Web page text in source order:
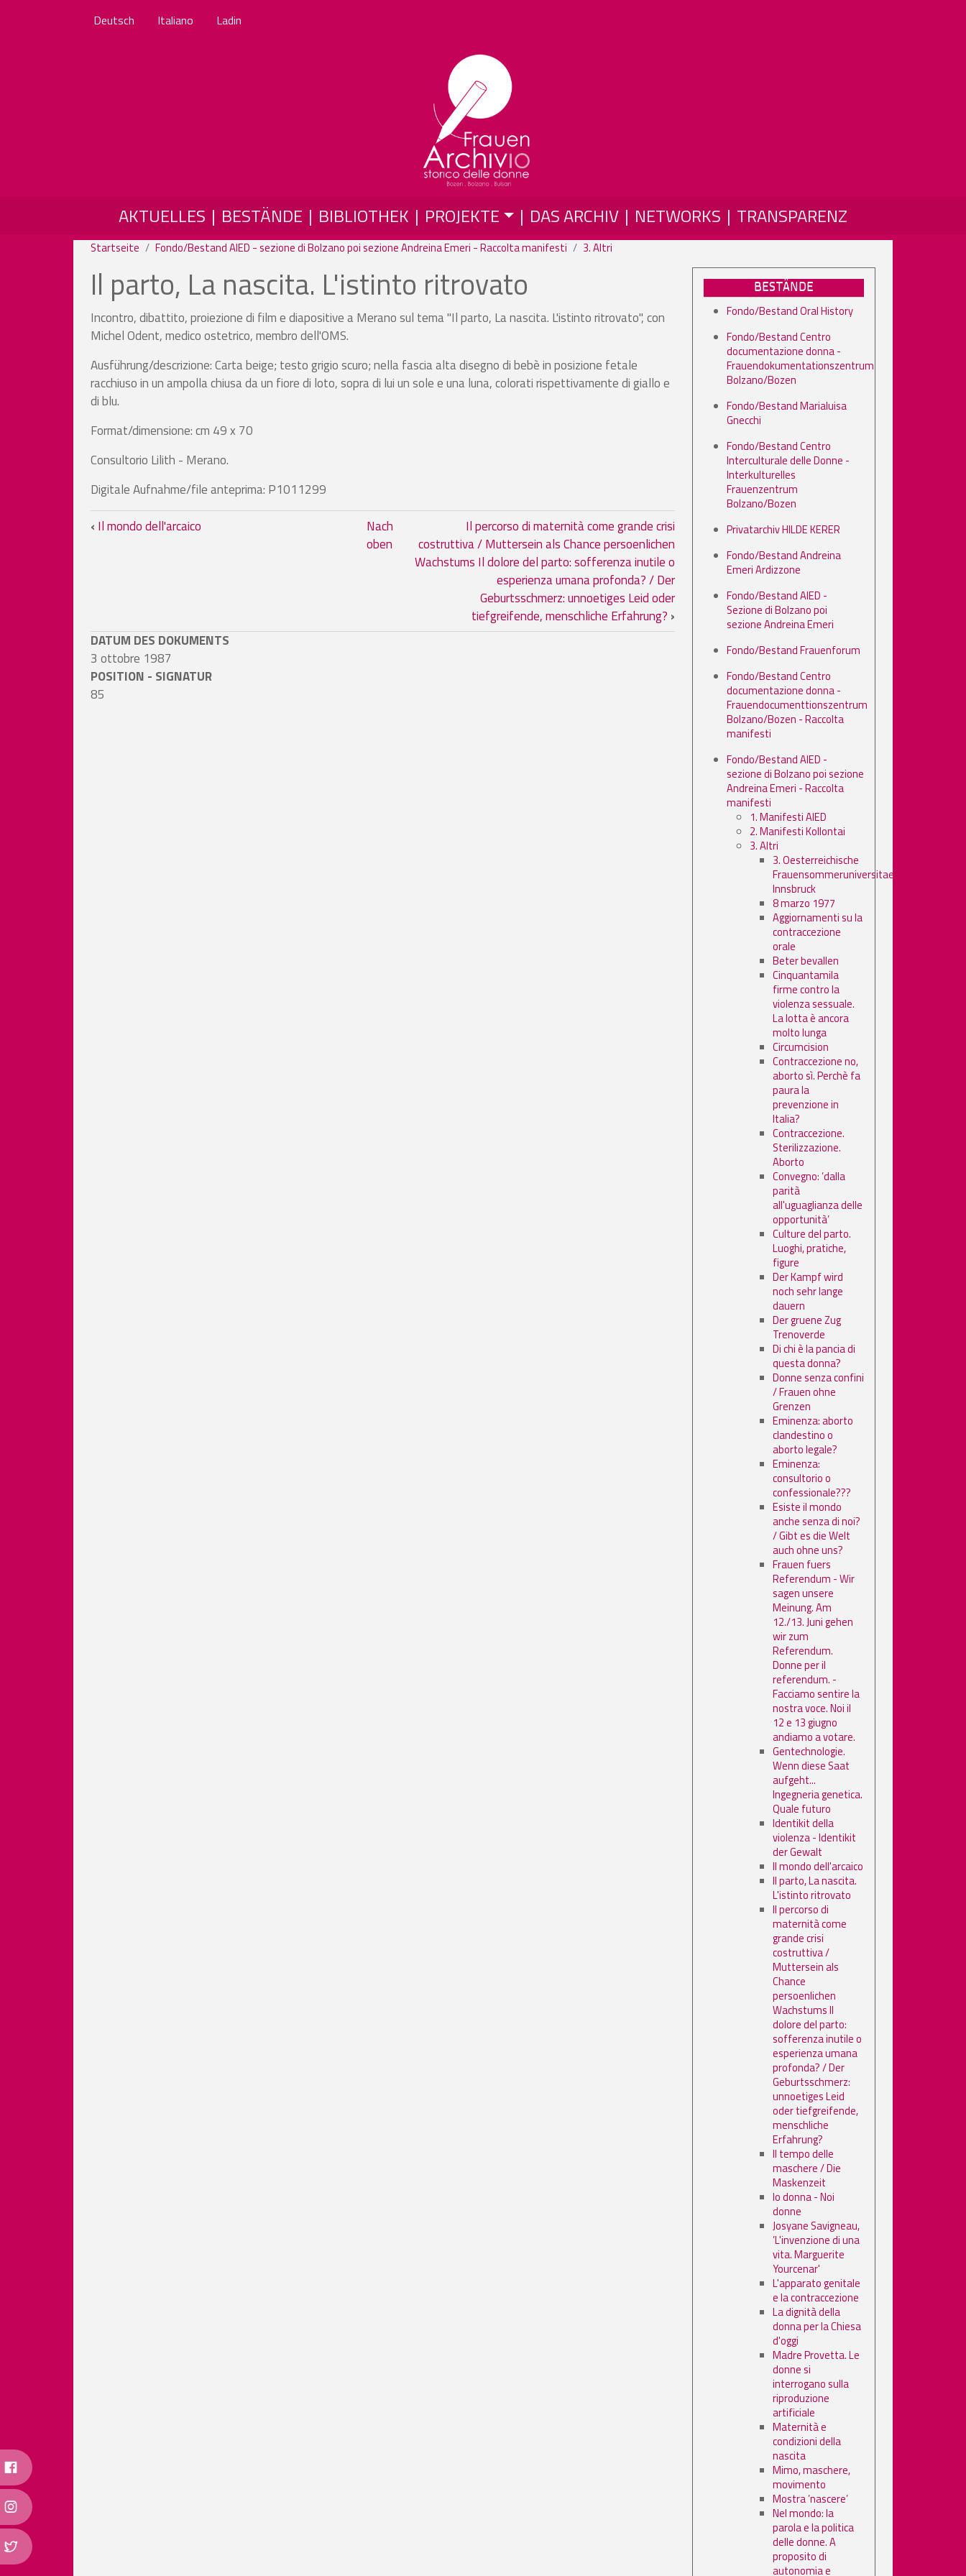
Deutsch Italiano Ladin
MAIN NAVIGATION
AKTUELLES BESTÄNDE BIBLIOTHEK PROJEKTE DAS ARCHIV NETWORKS TRANSPARENZ
Startseite Fondo/Bestand AIED - sezione di Bolzano poi sezione Andreina Emeri - Raccolta manifesti 3. Altri
Il parto, La nascita. L'istinto ritrovato
Incontro, dibattito, proiezione di film e diapositive a Merano sul tema "Il parto, La nascita. L'istinto ritrovato", con
Michel Odent, medico ostetrico, membro dell'OMS.
Ausführung/descrizione: Carta beige; testo grigio scuro; nella fascia alta disegno di bebè in posizione fetale
racchiuso in un ampolla chiusa da un fiore di loto, sopra di lui un sole e una luna, colorati rispettivamente di giallo e
di blu.
Format/dimensione: cm 49 x 70
Consultorio Lilith - Merano.
Digitale Aufnahme/file anteprima: P1011299
Links für das Blättern im Buch Il parto, La nascita. L'istinto ritrovato
‹ Il mondo dell'arcaico
Nach
oben
Il percorso di maternità come grande crisi
costruttiva / Muttersein als Chance persoenlichen
Wachstums Il dolore del parto: sofferenza inutile o
esperienza umana profonda? / Der
Geburtsschmerz: unnoetiges Leid oder
tiefgreifende, menschliche Erfahrung? ›
DATUM DES DOKUMENTS
3 ottobre 1987
POSITION - SIGNATUR
85
BESTÄNDE
Fondo/Bestand Oral History
Fondo/Bestand Centro
documentazione donna -
Frauendokumentationszentrum
Bolzano/Bozen
Fondo/Bestand Marialuisa
Gnecchi
Fondo/Bestand Centro
Interculturale delle Donne -
Interkulturelles
Frauenzentrum
Bolzano/Bozen
Privatarchiv HILDE KERER
Fondo/Bestand Andreina
Emeri Ardizzone
Fondo/Bestand AIED -
Sezione di Bolzano poi
sezione Andreina Emeri
Fondo/Bestand Frauenforum
Fondo/Bestand Centro
documentazione donna -
Frauendocumenttionszentrum
Bolzano/Bozen - Raccolta
manifesti
Fondo/Bestand AIED -
sezione di Bolzano poi sezione
Andreina Emeri - Raccolta
manifesti
1. Manifesti AIED
2. Manifesti Kollontai
3. Altri
3. Oesterreichische
Frauensommeruniversitaet
Innsbruck
8 marzo 1977
Aggiornamenti su la
contraccezione
orale
Beter bevallen
Cinquantamila
firme contro la
violenza sessuale.
La lotta è ancora
molto lunga
Circumcision
Contraccezione no,
aborto sì. Perchè fa
paura la
prevenzione in
Italia?
Contraccezione.
Sterilizzazione.
Aborto
Convegno: ’dalla
parità
all'uguaglianza delle
opportunità’
Culture del parto.
Luoghi, pratiche,
figure
Der Kampf wird
noch sehr lange
dauern
Der gruene Zug
Trenoverde
Di chi è la pancia di
questa donna?
Donne senza confini
/ Frauen ohne
Grenzen
Eminenza: aborto
clandestino o
aborto legale?
Eminenza:
consultorio o
confessionale???
Esiste il mondo
anche senza di noi?
/ Gibt es die Welt
auch ohne uns?
Frauen fuers
Referendum - Wir
sagen unsere
Meinung. Am
12./13. Juni gehen
wir zum
Referendum.
Donne per il
referendum. -
Facciamo sentire la
nostra voce. Noi il
12 e 13 giugno
andiamo a votare.
Gentechnologie.
Wenn diese Saat
aufgeht...
Ingegneria genetica.
Quale futuro
Identikit della
violenza - Identikit
der Gewalt
Il mondo dell'arcaico
Il parto, La nascita.
L'istinto ritrovato
Il percorso di
maternità come
grande crisi
costruttiva /
Muttersein als
Chance
persoenlichen
Wachstums Il
dolore del parto:
sofferenza inutile o
esperienza umana
profonda? / Der
Geburtsschmerz:
unnoetiges Leid
oder tiefgreifende,
menschliche
Erfahrung?
Il tempo delle
maschere / Die
Maskenzeit
Io donna - Noi
donne
Josyane Savigneau,
’L'invenzione di una
vita. Marguerite
Yourcenar'
L'apparato genitale
e la contraccezione
La dignità della
donna per la Chiesa
d'oggi
Madre Provetta. Le
donne si
interrogano sulla
riproduzione
artificiale
Maternità e
condizioni della
nascita
Mimo, maschere,
movimento
Mostra ’nascere’
Nel mondo: la
parola e la politica
delle donne. A
proposito di
autonomia e